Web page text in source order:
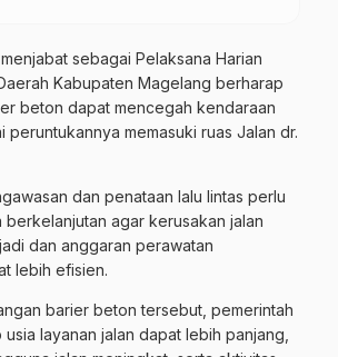
sebagai Pelaksana Harian
Kabupaten Magelang berharap
beton dapat mencegah kendaraan
peruntukannya memasuki ruas Jalan dr.
dan penataan lalu lintas perlu
berkelanjutan agar kerusakan jalan
dan anggaran perawatan
lebih efisien.
barier beton tersebut, pemerintah
layanan jalan dapat lebih panjang,